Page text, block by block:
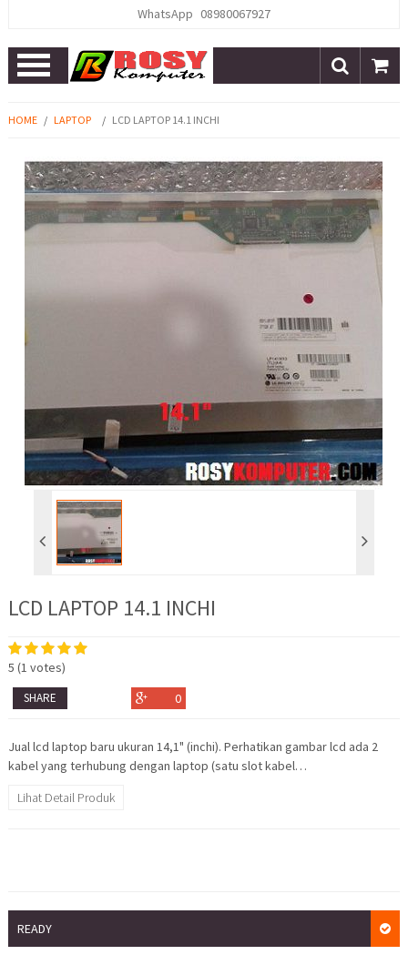
WhatsApp 08980067927
Open
Menu
HOME / LAPTOP / LCD LAPTOP 14.1 INCHI
LCD LAPTOP 14.1 INCHI
5 (1 votes)
SHARE 0
Jual lcd laptop baru ukuran 14,1" (inchi). Perhatikan gambar lcd ada 2
kabel yang terhubung dengan laptop (satu slot kabel…
Lihat Detail Produk
READY